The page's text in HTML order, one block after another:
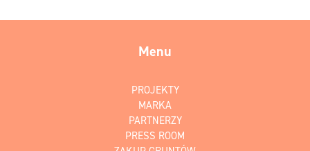
Menu
PROJEKTY
MARKA
PARTNERZY
PRESS ROOM